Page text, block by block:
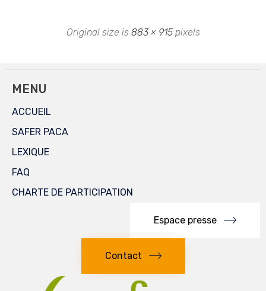
Original size is 883 × 915pixels
MENU
ACCUEIL
SAFER PACA
LEXIQUE
FAQ
CHARTE DE PARTICIPATION
Espace presse
Contact